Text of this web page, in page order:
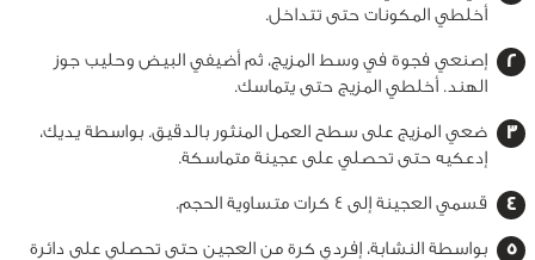
أخلطي المكونات حتى تتداخل.
إصنعي فجوة في وسط المزيج، ثم أضيفي البيض وحليب جوز
الهند. أخلطي المزيج حتى يتماسك.
ضعي المزيج على سطح العمل المنثور بالدقيق. بواسطة يديك،
إدعكيه حتى تحصلي على عجينة متماسكة.
قسمي العجينة إلى 4 كرات متساوية الحجم.
بواسطة النشابة، إفردي كرة من العجين حتى تحصلي على دائرة